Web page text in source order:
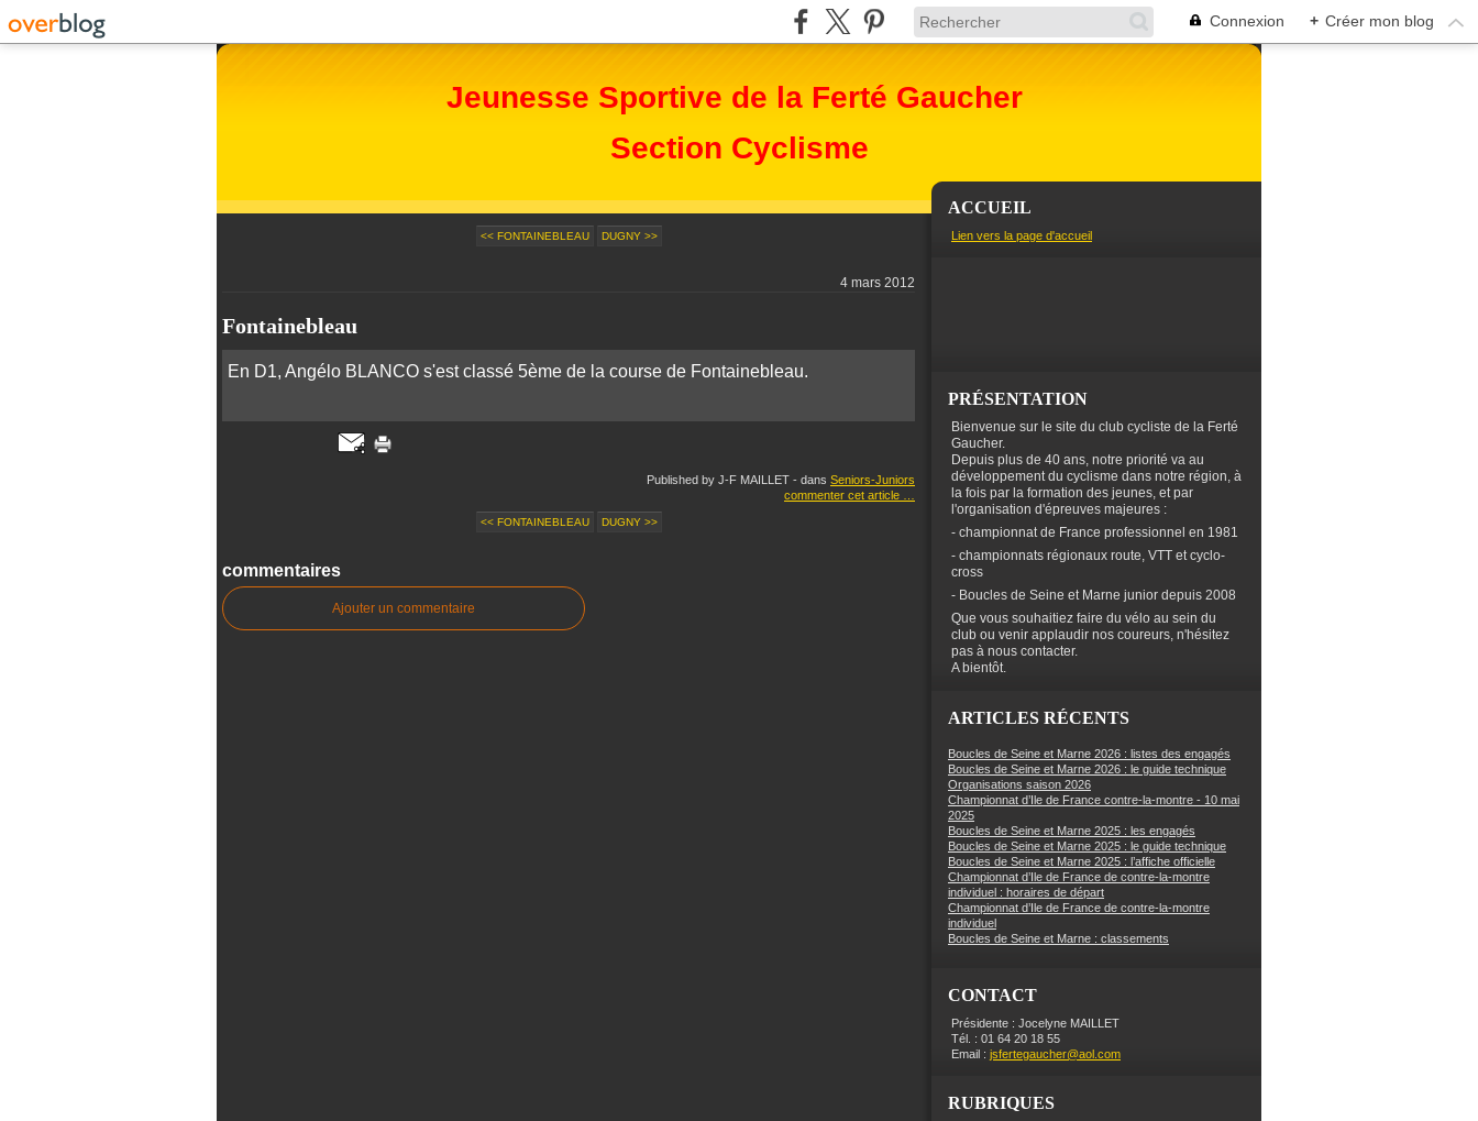
Connexion + Créer mon blog
Jeunesse Sportive de la Ferté Gaucher
Section Cyclisme
<< FONTAINEBLEAU DUGNY >>
4 mars 2012
Fontainebleau
En D1, Angélo BLANCO s'est classé 5ème de la course de Fontainebleau.
Published by J-F MAILLET - dans Seniors-Juniors
commenter cet article
<< FONTAINEBLEAU DUGNY >>
commentaires
Ajouter un commentaire
ACCUEIL
Lien vers la page d'accueil
PRÉSENTATION
Bienvenue sur le site du club cycliste de la Ferté
Gaucher.
Depuis plus de 40 ans, notre priorité va au
développement du cyclisme dans notre région, à
la fois par la formation des jeunes, et par
l'organisation d'épreuves majeures :
- championnat de France professionnel en 1981
- championnats régionaux route, VTT et cyclo-
cross
- Boucles de Seine et Marne junior depuis 2008
Que vous souhaitiez faire du vélo au sein du
club ou venir applaudir nos coureurs, n'hésitez
pas à nous contacter.
A bientôt.
ARTICLES RÉCENTS
Boucles de Seine et Marne 2026 : listes des engagés
Boucles de Seine et Marne 2026 : le guide technique
Organisations saison 2026
Championnat d’Ile de France contre-la-montre - 10 mai
2025
Boucles de Seine et Marne 2025 : les engagés
Boucles de Seine et Marne 2025 : le guide technique
Boucles de Seine et Marne 2025 : l’affiche officielle
Championnat d’Ile de France de contre-la-montre
individuel : horaires de départ
Championnat d’Ile de France de contre-la-montre
individuel
Boucles de Seine et Marne : classements
CONTACT
Présidente : Jocelyne MAILLET
Tél. : 01 64 20 18 55
Email : jsfertegaucher@aol.com
RUBRIQUES